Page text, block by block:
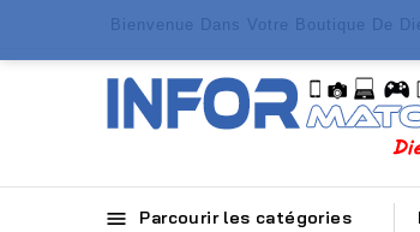
Bienvenue Dans Votre Boutique De
 Parcourir les catégories